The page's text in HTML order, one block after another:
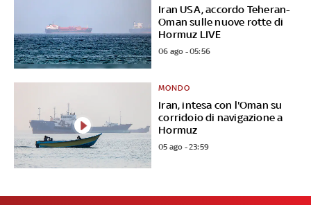
Iran USA, accordo Teheran-
Oman sulle nuove rotte di
Hormuz LIVE
06 ago - 05:56
Iran, intesa con l'Oman su
corridoio di navigazione a
Hormuz
MONDO
05 ago - 23:59